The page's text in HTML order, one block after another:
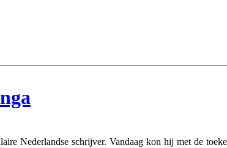
Nederlandse schrijver. Vandaag kon hij met de